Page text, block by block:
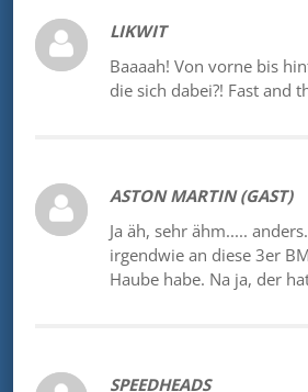
LIKWIT
Baaaah! Von vorne bis
die sich dabei?! Fast and
ASTON MARTIN (GAST)
Ja äh, sehr ähm.....
irgendwie an diese 3er
Haube habe. Na ja, der
SPEEDHEADS